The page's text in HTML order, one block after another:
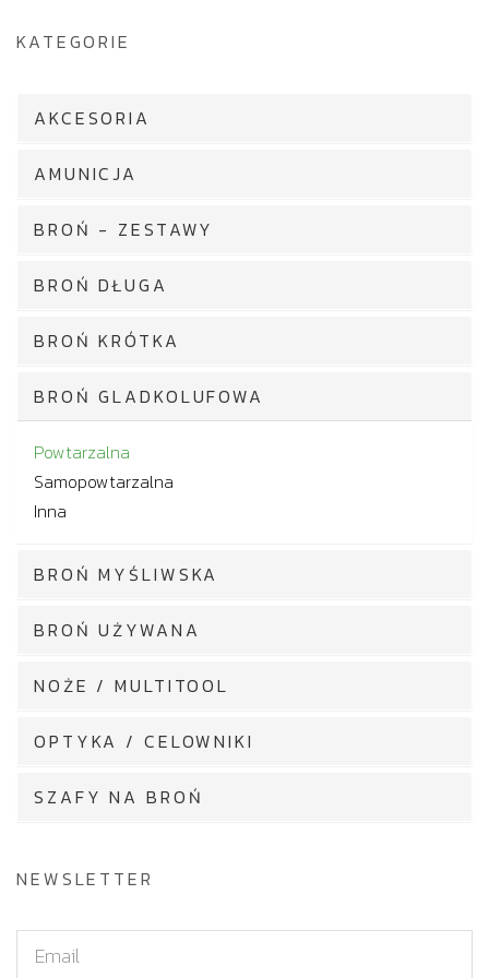
KATEGORIE
AKCESORIA
AMUNICJA
BROŃ - ZESTAWY
BROŃ DŁUGA
BROŃ KRÓTKA
BROŃ GLADKOLUFOWA
Powtarzalna
Samopowtarzalna
Inna
BROŃ MYŚLIWSKA
BROŃ UŻYWANA
NOŻE / MULTITOOL
OPTYKA / CELOWNIKI
SZAFY NA BROŃ
NEWSLETTER
m